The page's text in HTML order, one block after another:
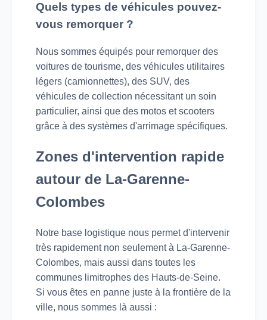
Quels types de véhicules pouvez-
vous remorquer ?
Nous sommes équipés pour remorquer des
voitures de tourisme, des véhicules utilitaires
légers (camionnettes), des SUV, des
véhicules de collection nécessitant un soin
particulier, ainsi que des motos et scooters
grâce à des systèmes d'arrimage spécifiques.
Zones d'intervention rapide
autour de La-Garenne-
Colombes
Notre base logistique nous permet d'intervenir
très rapidement non seulement à La-Garenne-
Colombes, mais aussi dans toutes les
communes limitrophes des Hauts-de-Seine.
Si vous êtes en panne juste à la frontière de la
ville, nous sommes là aussi :